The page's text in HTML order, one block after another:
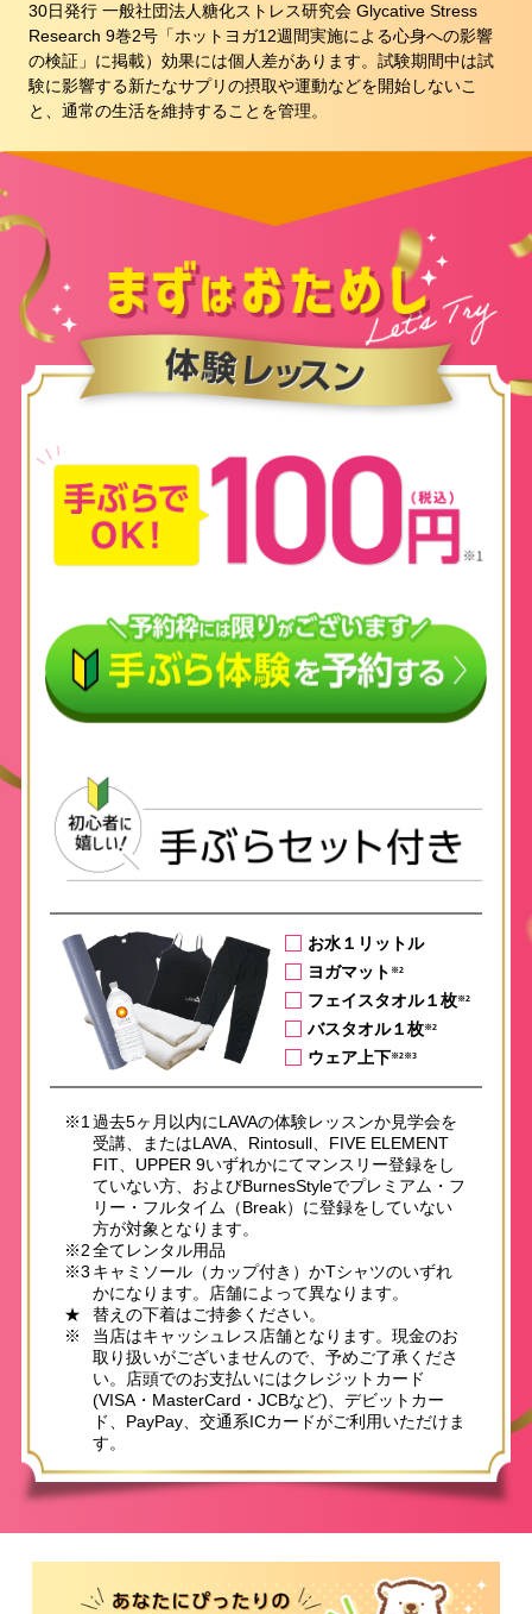
30日発行 一般社団法人糖化ストレス研究会 Glycative Stress
Research 9巻2号「ホットヨガ12週間実施による心身への影響
の検証」に掲載）効果には個人差があります。試験期間中は試
験に影響する新たなサプリの摂取や運動などを開始しないこ
と、通常の生活を維持することを管理。
お水１リットル
ヨガマット ※2
フェイスタオル１枚※2
バスタオル１枚※2
ウェア上下※2※3
※1 過去5ヶ月以内にLAVAの体験レッスンか見学会を
受講、またはLAVA、Rintosull、FIVE ELEMENT
FIT、UPPER 9いずれかにてマンスリー登録をし
ていない方、およびBurnesStyleでプレミアム・フ
リー・フルタイム（Break）に登録をしていない
方が対象となります。
※2全てレンタル用品
※3 キャミソール（カップ付き）かTシャツのいずれ
かになります。店舗によって異なります。
★
替えの下着はご持参ください。
※
当店はキャッシュレス店舗となります。現金のお
取り扱いがございませんので、予めご了承くださ
い。店頭でのお支払いにはクレジットカード
(VISA・MasterCard・JCBなど)、デビットカー
ド、PayPay、交通系ICカードがご利用いただけま
す。